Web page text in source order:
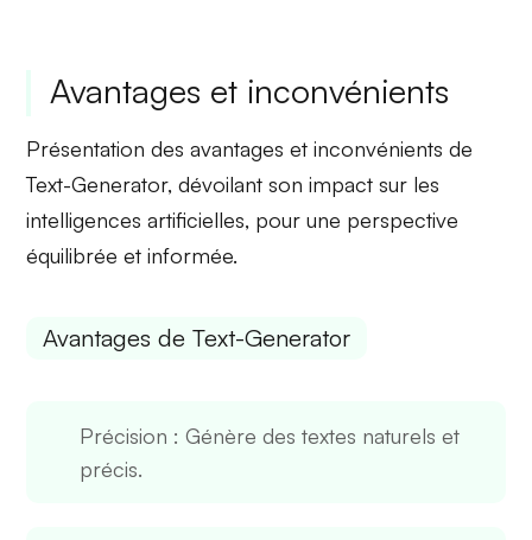
Avantages et inconvénients
Présentation des avantages et inconvénients de
Text-Generator, dévoilant son impact sur les
intelligences artificielles, pour une perspective
équilibrée et informée.
Avantages de Text-Generator
Précision : Génère des textes naturels et
précis.